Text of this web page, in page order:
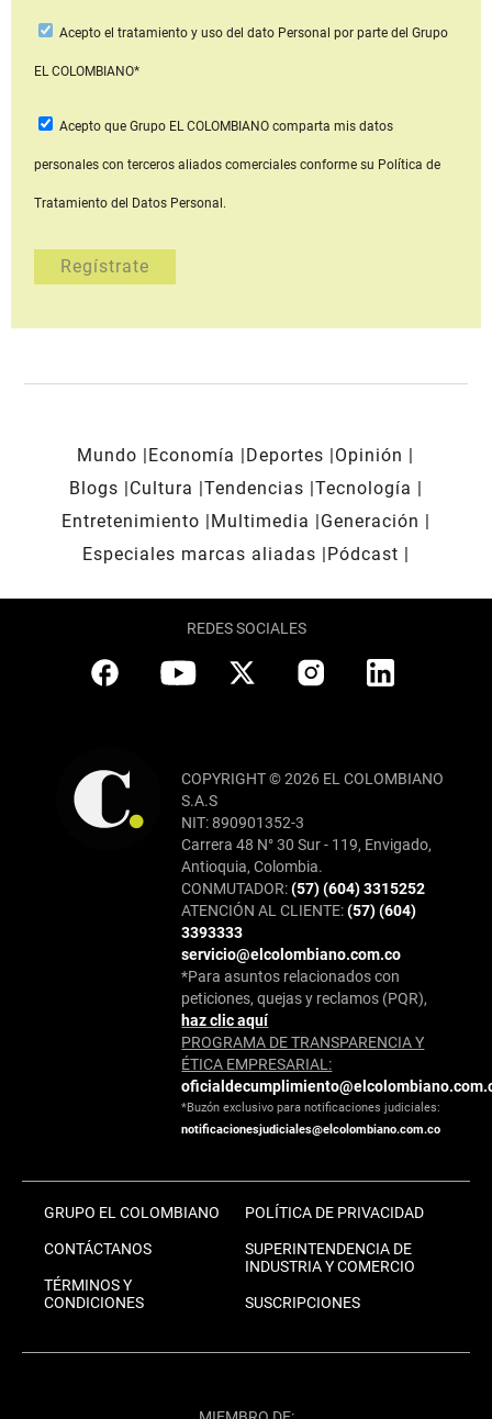
Acepto el tratamiento y uso del dato Personal por parte del Grupo
EL COLOMBIANO*
Acepto que Grupo EL COLOMBIANOcomparta mis datos
personales con terceros aliados comerciales conforme su Política de
Tratamiento del Datos Personal.
Mundo Economía Deportes
Opinión
Blogs
Cultura Tendencias Tecnología
Entretenimiento
Multimedia
Generación
Especiales marcas aliadas
Pódcast
REDES SOCIALES
COPYRIGHT © 2026 EL COLOMBIANO
S.A.S
NIT: 890901352-3
Carrera 48 N° 30 Sur - 119, Envigado,
Antioquia, Colombia.
CONMUTADOR:(57) (604) 3315252
ATENCIÓN AL CLIENTE:(57) (604)
3393333
servicio@elcolombiano.com.co
*Para asuntos relacionados con
peticiones, quejas y reclamos (PQR),
haz clic aquí
PROGRAMA DE TRANSPARENCIA Y
ÉTICA EMPRESARIAL:
*Buzón exclusivo para notificaciones judiciales:
notificacionesjudiciales@elcolombiano.com.co
GRUPO EL COLOMBIANO
CONTÁCTANOS
TÉRMINOS Y
CONDICIONES
POLÍTICA DE PRIVACIDAD
SUPERINTENDENCIA DE
INDUSTRIA Y COMERCIO
SUSCRIPCIONES